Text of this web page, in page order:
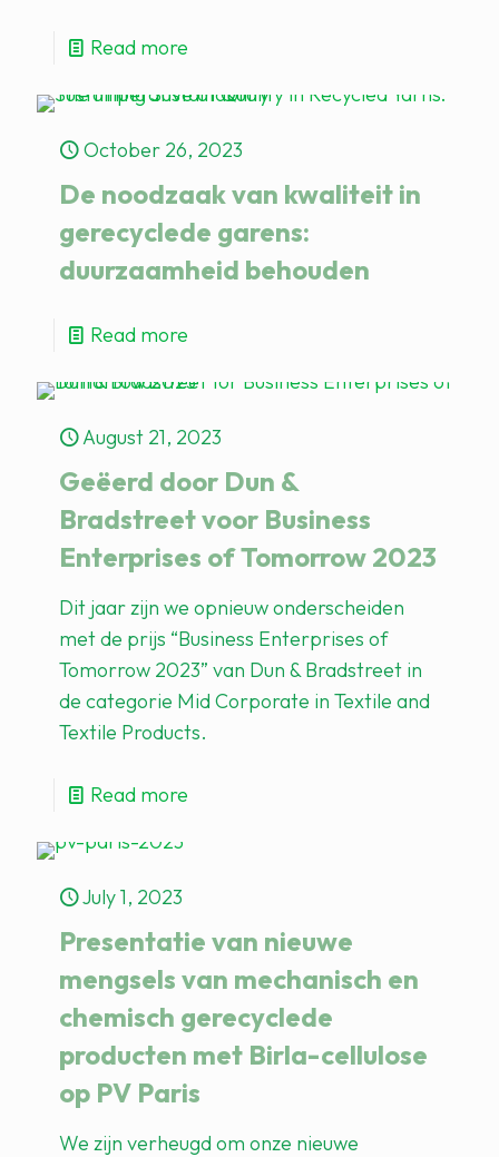
Read more
October 26, 2023
De noodzaak van kwaliteit in
gerecyclede garens:
duurzaamheid behouden
Read more
August 21, 2023
Geëerd door Dun &
Bradstreet voor Business
Enterprises of Tomorrow 2023
Dit jaar zijn we opnieuw onderscheiden
met de prijs “Business Enterprises of
Tomorrow 2023” van Dun & Bradstreet in
de categorie Mid Corporate in Textile and
Textile Products.
Read more
July 1, 2023
Presentatie van nieuwe
mengsels van mechanisch en
chemisch gerecyclede
producten met Birla-cellulose
op PV Paris
We zijn verheugd om onze nieuwe